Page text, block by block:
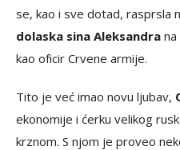
se, kao i sve dotad, rasprsla
dolaska sina Aleksandra
kao oficir Crvene armije.
Tito je već imao novu ljubav,
ekonomije i ćerku velikog
krznom. S njom je proveo